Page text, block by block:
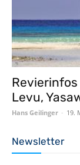
Levu,
Hans Geilinger - 19.
Newsletter